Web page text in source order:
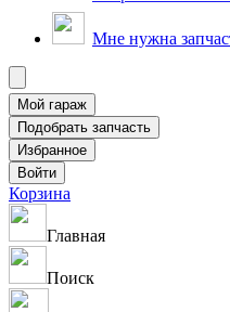
Мне нужна
Корзина
Главная
Поиск